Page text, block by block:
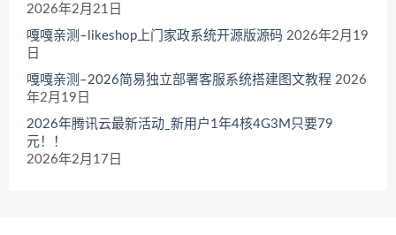
2026年2月21日
嘎嘎亲测–likeshop上门家政系统开源版源码 2026年2月19
日
嘎嘎亲测–2026简易独立部署客服系统搭建图文教程 2026
年2月19日
2026年腾讯云最新活动_新用户1年4核4G3M只要79
元！！
2026年2月17日